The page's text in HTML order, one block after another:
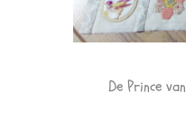
De Prince